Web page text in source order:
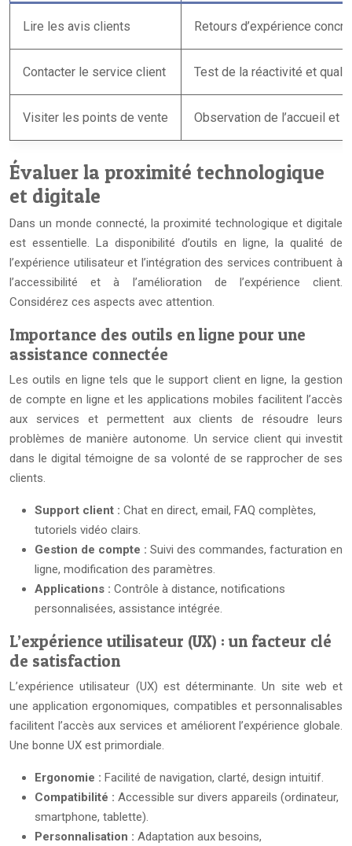
Lire les avis clients Retours d’expérience
Contacter le service client Test de la réactivité et
Visiter les points de vente Observation de l’accueil et
Évaluer la proximité technologique
et digitale
Dans un monde connecté, la proximité technologique et digitale
est essentielle. La disponibilité d’outils en ligne, la qualité de
l’expérience utilisateur et l’intégration des services contribuent à
l’accessibilité et à l’amélioration de l’expérience client.
Considérez ces aspects avec attention.
Importance des outils en ligne pour une
assistance connectée
Les outils en ligne tels que le support client en ligne, la gestion
de compte en ligne et les applications mobiles facilitent l’accès
aux services et permettent aux clients de résoudre leurs
problèmes de manière autonome. Un service client qui investit
dans le digital témoigne de sa volonté de se rapprocher de ses
clients.
Support client : Chat en direct, email, FAQ complètes,
tutoriels vidéo clairs.
Gestion de compte : Suivi des commandes, facturation en
ligne, modification des paramètres.
Applications : Contrôle à distance, notifications
personnalisées, assistance intégrée.
L’expérience utilisateur (UX) : un facteur clé
de satisfaction
L’expérience utilisateur (UX) est déterminante. Un site web et
une application ergonomiques, compatibles et personnalisables
facilitent l’accès aux services et améliorent l’expérience globale.
Une bonne UX est primordiale.
Ergonomie : Facilité de navigation, clarté, design intuitif.
Compatibilité : Accessible sur divers appareils (ordinateur,
smartphone, tablette).
Personnalisation : Adaptation aux besoins,